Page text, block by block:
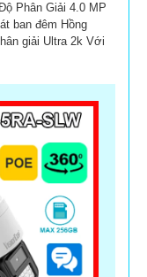
Phân Giải 4.0 MP
ban đêm Hồng
giải Ultra 2k Với